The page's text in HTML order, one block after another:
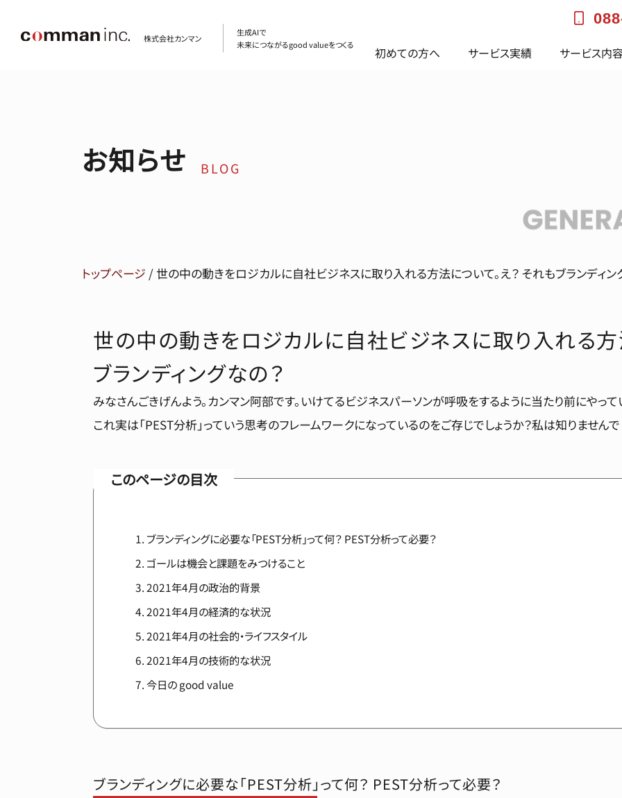
株式会社カンマン
生成AIで
未来につながるgood valueをつくる
初めての方へ サービス実績 サービス内
お知らせ BLOG
トップページ /世の中の動きをロジカルに自社ビジネスに取り入れる方法について。え？ それもブランディン
世の中の動きをロジカルに自社ビジネスに取り入れる方
ブランディングなの？
みなさんごきげんよう。カンマン阿部です。いけてるビジネスパーソンが呼吸をするように当たり前にやって
これ実は「PEST分析」っていう思考のフレームワークになっているのをご存じでしょうか？私は知りませんで
このページの目次
ブランディングに必要な「PEST分析」って何？ PEST分析って必要？
ゴールは機会と課題をみつけること
2021年4月の政治的背景
2021年4月の経済的な状況
2021年4月の社会的・ライフスタイル
2021年4月の技術的な状況
今日の good value
ブランディングに必要な「PEST分析」って何？ PEST分析って必要？